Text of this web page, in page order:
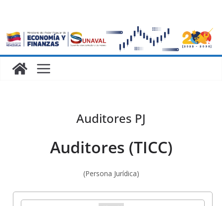
Auditores PJ
Auditores (TICC)
(Persona Jurídica)